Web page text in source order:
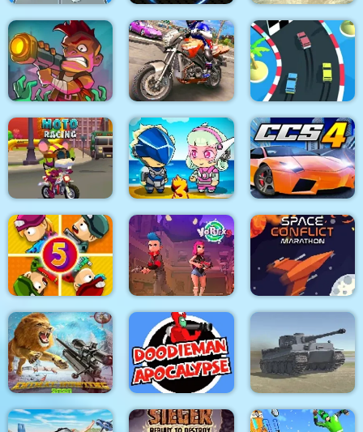
Voxel Merge 3D
Hyper Racing
Madness
GTR Drift Fever
Zombie Idle Defense
Online
Bike Stunt Racing
Game 2021
Race City
Mouse 2 Player Moto
Racing
Metal Army War 3 City Car Stunt 4
Zombie Last Castle 5 Vortex 9 Space Conflict